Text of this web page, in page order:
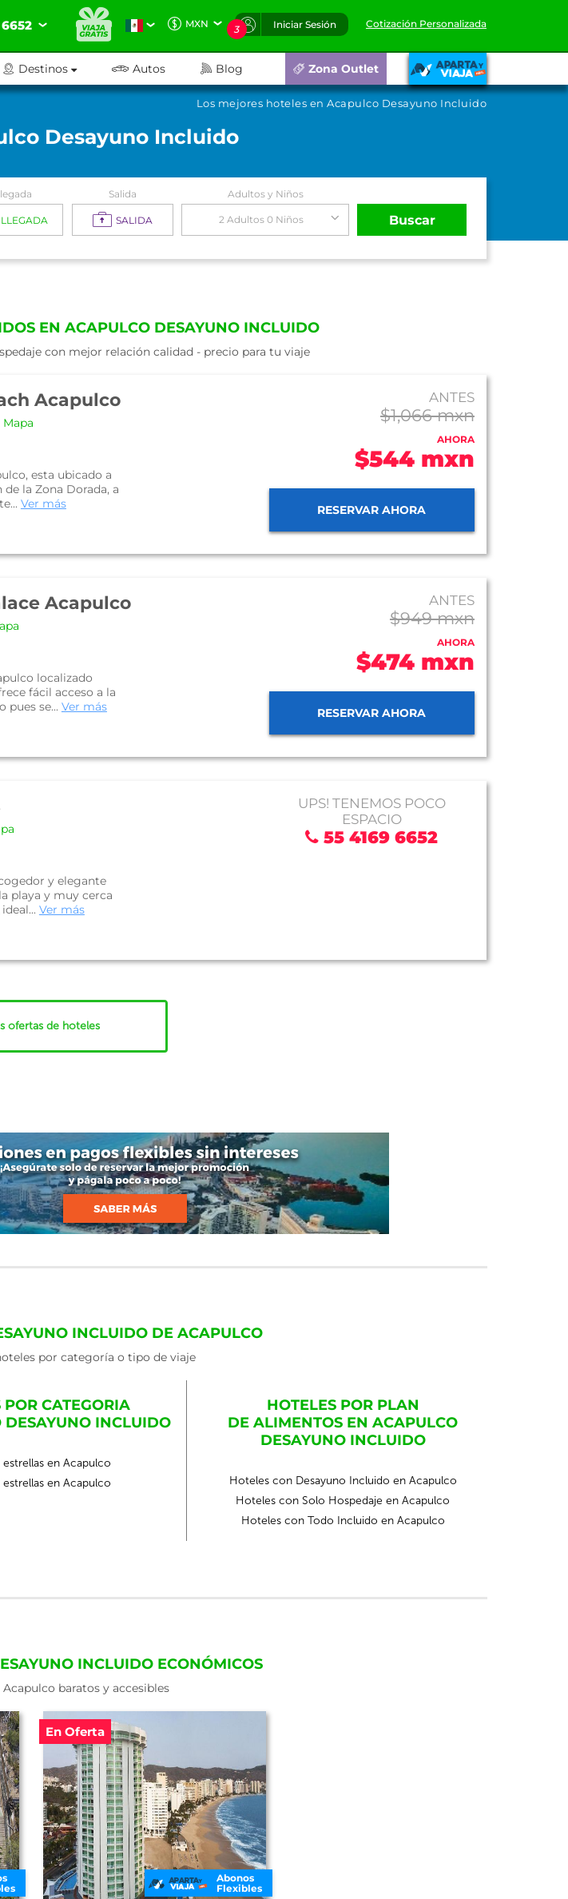
MXN 3 Iniciar Sesión Cotización Personalizada
Destinos Autos Blog Zona Outlet
Los mejores hoteles en Acapulco Desayuno Incluido
Desayuno Incluido
LLEGADA
Salida
SALIDA
Adultos y Niños
2 Adultos 0 Niños Buscar
EN ACAPULCO DESAYUNO INCLUIDO
con mejor relación calidad - precio para tu viaje
Acapulco
Mapa
esta ubicado a
de la Zona Dorada, a
Ver más
ANTES
$1,066 mxn
AHORA
$544 mxn
RESERVAR AHORA
Acapulco
localizado
fácil acceso a la
pues se... Ver más
ANTES
$949 mxn
AHORA
$474 mxn
RESERVAR AHORA
y elegante
playa y muy cerca
Ver más
UPS! TENEMOS POCO
ESPACIO
55 4169 6652
ofertas de hoteles
INCLUIDO DE ACAPULCO
por categoría o tipo de viaje
POR CATEGORIA
DESAYUNO INCLUIDO
en Acapulco
en Acapulco
HOTELES POR PLAN
DE ALIMENTOS EN ACAPULCO
DESAYUNO INCLUIDO
Hoteles con Desayuno Incluido en Acapulco
Hoteles con Solo Hospedaje en Acapulco
Hoteles con Todo Incluido en Acapulco
INCLUIDO ECONÓMICOS
baratos y accesibles
En Oferta
Abonos
Flexibles